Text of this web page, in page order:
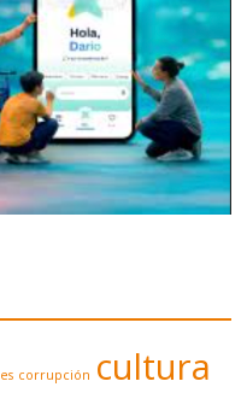
corrupción cultura